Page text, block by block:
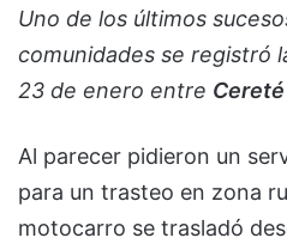
Uno de los últimos
comunidades se registró
23 de enero entre Cereté
Al parecer pidieron un
para un trasteo en zona
motocarro se trasladó